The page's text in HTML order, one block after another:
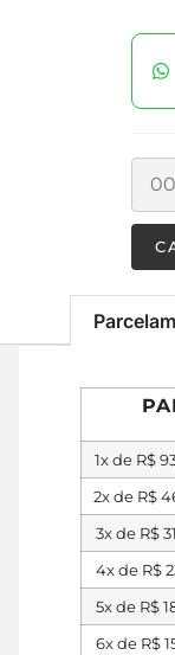
1x de R$
2x de R$
3x de R$
4x de R$
5x de R$
6x de R$